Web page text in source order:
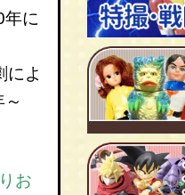
に
によ
お
ＴＶアニメ作品
ＴＶアニメ作品
ＴＶアニメ作品
特撮・戦隊 TV番